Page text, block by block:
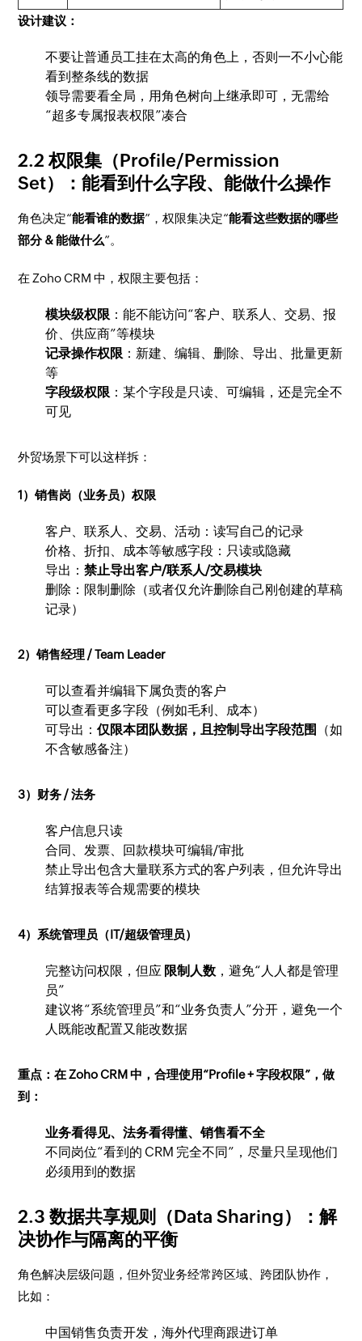
设计建议：
不要让普通员工挂在太高的角色上，否则一不小心能
看到整条线的数据
领导需要看全局，用角色树向上继承即可，无需给
“超多专属报表权限”凑合
2.2 权限集（Profile/Permission
Set）：能看到什么字段、能做什么操作
角色决定“能看谁的数据”，权限集决定“能看这些数据的哪些
部分 & 能做什么”。
在 Zoho CRM 中，权限主要包括：
模块级权限 ：能不能访问“客户、联系人、交易、报
价、供应商”等模块
记录操作权限 ：新建、编辑、删除、导出、批量更新
等
字段级权限 ：某个字段是只读、可编辑，还是完全不
可见
外贸场景下可以这样拆：
1）销售岗（业务员）权限
客户、联系人、交易、活动：读写自己的记录
价格、折扣、成本等敏感字段：只读或隐藏
导出：禁止导出客户/联系人/交易模块
删除：限制删除（或者仅允许删除自己刚创建的草稿
记录）
2）销售经理 / Team Leader
可以查看并编辑下属负责的客户
可以查看更多字段（例如毛利、成本）
可导出：仅限本团队数据，且控制导出字段范围
（如
不含敏感备注）
3）财务 / 法务
客户信息只读
合同、发票、回款模块可编辑/审批
禁止导出包含大量联系方式的客户列表，但允许导出
结算报表等合规需要的模块
4）系统管理员（IT/超级管理员）
完整访问权限，但应 限制人数 ，避免“人人都是管理
员”
建议将“系统管理员”和“业务负责人”分开，避免一个
人既能改配置又能改数据
重点：在 Zoho CRM 中，合理使用“Profile + 字段权限”，做
到：
业务看得见、法务看得懂、销售看不全
不同岗位“看到的 CRM 完全不同”，尽量只呈现他们
必须用到的数据
2.3 数据共享规则（Data Sharing）：解
决协作与隔离的平衡
角色解决层级问题，但外贸业务经常跨区域、跨团队协作，
比如：
中国销售负责开发，海外代理商跟进订单